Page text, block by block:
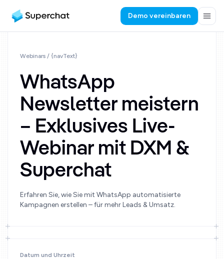
Demo vereinbaren
Webinars / {navText}
WhatsApp
Newsletter meistern
– Exklusives Live-
Webinar mit DXM &
Superchat
Erfahren Sie, wie Sie mit WhatsApp automatisierte
Kampagnen erstellen – für mehr Leads & Umsatz.
Datum und Uhrzeit